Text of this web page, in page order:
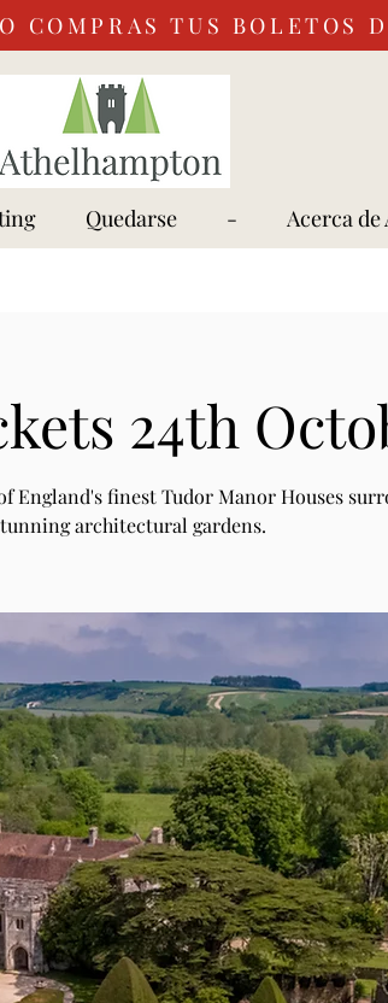
COMPRAS TUS BOLETOS
Quedarse - Acerca
24th
England's finest Tudor Manor Houses
architectural gardens.